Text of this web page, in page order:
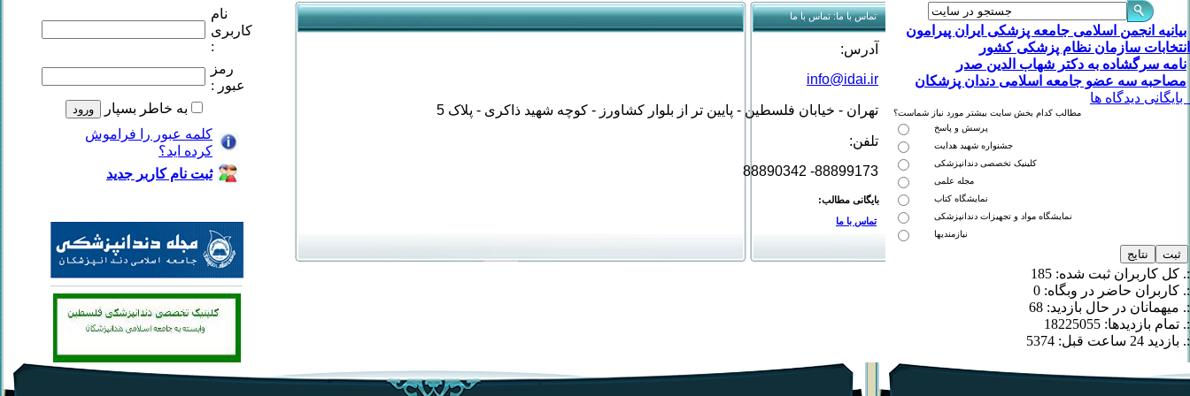
نام
کاربری
:
رمز
عبور :
به خاطر بسپار
کلمه عبور را فراموش
کرده ايد؟
ثبت نام کاربر جديد
تماس با ما: تماس با ما
آدرس:
info@idai.ir
تهران - خیابان فلسطین - پایین تر از بلوار کشاورز - کوچه شهید ذاکری - پلاک 5
تلفن:
88899173- 88890342
بایگانی مطالب:
تماس با ما
بیانیه انجمن اسلامی جامعه پزشکی ایران پیرامون
انتخابات سازمان نظام پزشکی کشور
نامه سرگشاده به دکتر شهاب الدین صدر
مصاحبه سه عضو جامعه اسلامی دندان پزشکان
بایگانی دیدگاه ها
مطالب کدام بخش سایت بیشتر مورد نیاز شماست؟
پرسش و پاسخ
جشنواره شهید هدایت
کلینیک تخصصی دندانپزشکی
مجله علمی
نمایشگاه کتاب
نمایشگاه مواد و تجهیزات دندانپزشکی
نیازمندیها
:. کل کاربران ثبت شده: 185
:. کاربران حاضر در وبگاه: 0
:. میهمانان در حال بازدید: 68
:. تمام بازدید‌ها: 18225055
:. بازدید 24 ساعت قبل: 5374